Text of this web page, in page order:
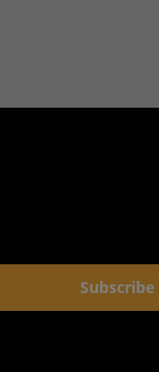
Subscribe